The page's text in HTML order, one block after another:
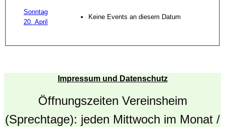
Sonntag
20. April
Keine Events an diesem Datum
Impressum und Datenschutz
Öffnungszeiten Vereinsheim
(Sprechtage): jeden Mittwoch im Monat /